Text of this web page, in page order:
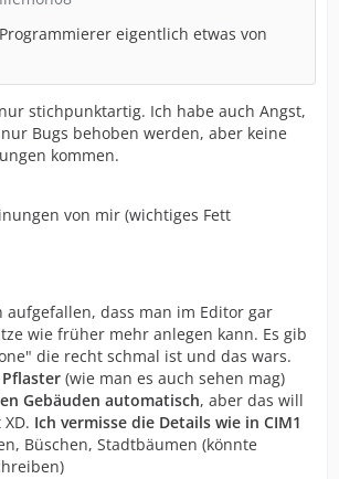
eigentlich etwas von
stichpunktartig. Ich habe auch Angst,
Bugs behoben werden, aber keine
kommen.
von mir (wichtiges Fett
aufgefallen, dass man im Editor gar
wie früher mehr anlegen kann. Es gib
die recht schmal ist und das wars.
(wie man es auch sehen mag)
Gebäuden automatisch, aber das will
Ich vermisse die Details wie in CIM1
Büschen, Stadtbäumen (könnte